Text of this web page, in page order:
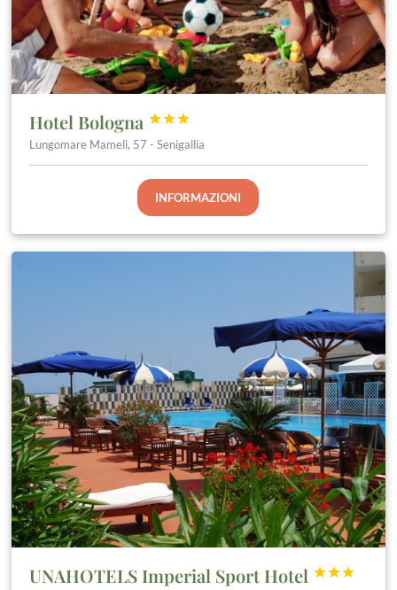
Hotel Bologna 


Lungomare Mameli, 57 - Senigallia
INFORMAZIONI
UNAHOTELS Imperial Sport Hotel 

